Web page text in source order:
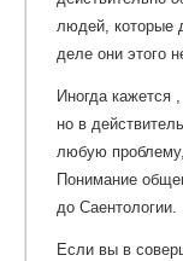
людей, которые
деле они этого
Иногда кажется
но в
любую
Понимание
до Саентологии.
Если вы в